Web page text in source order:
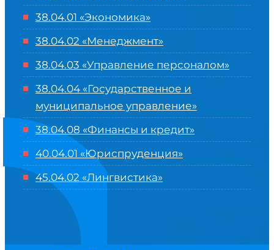
38.04.01 «Экономика»
38.04.02 «Менеджмент»
38.04.03 «Управление персоналом»
38.04.04 «Государственное и
муниципальное управление»
38.04.08 «Финансы и кредит»
40.04.01 «Юриспруденция»
45.04.02 «Лингвистика»